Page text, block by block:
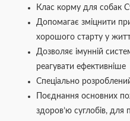
Клас корму для собак
Допомагає зміцнити
хорошого старту у
Дозволяє імунній
реагувати ефективніше
Спеціально
Поєднання основних
здоров’ю суглобів, для